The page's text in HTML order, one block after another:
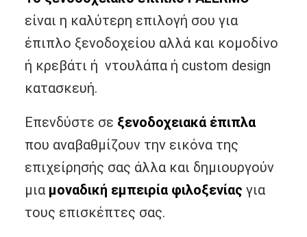
είναι η καλύτερη επιλογή σου για
έπιπλο ξενοδοχείου αλλά και κομοδίνο
ή κρεβάτι ή ντουλάπα ή custom design
κατασκευή.
Επενδύστε σε ξενοδοχειακά έπιπλα
που αναβαθμίζουν την εικόνα της
επιχείρησής σας άλλα και δημιουργούν
μια μοναδική εμπειρία φιλοξενίας για
τους επισκέπτες σας.